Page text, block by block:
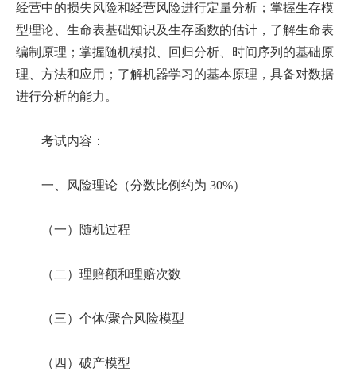
经营中的损失风险和经营风险进行定量分析；掌握生存模
型理论、生命表基础知识及生存函数的估计，了解生命表
编制原理；掌握随机模拟、回归分析、时间序列的基础原
理、方法和应用；了解机器学习的基本原理，具备对数据
进行分析的能力。
考试内容：
一、风险理论（分数比例约为 30%）
（一）随机过程
（二）理赔额和理赔次数
（三）个体/聚合风险模型
（四）破产模型